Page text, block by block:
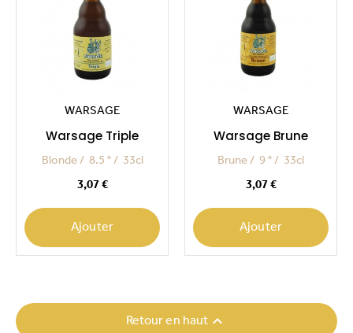
WARSAGE
Warsage Triple
Blonde 8.5 ° 33cl
3,07 €
Ajouter
WARSAGE
Warsage Brune
Brune 9 ° 33cl
3,07 €
Ajouter
Retour en haut 